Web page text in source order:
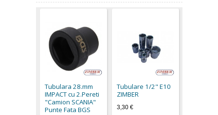
Tubulara 28.mm
IMPACT cu 2.Pereti
"Camion SCANIA"
Punte Fata BGS
Tubulare 1/2" Е10
ZIMBER
3,30 €